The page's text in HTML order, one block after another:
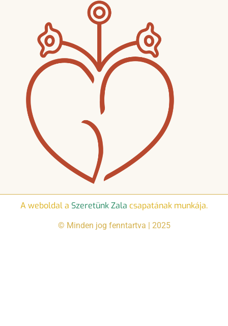
A weboldal a Szeretünk Zala csapatának munkája.
© Minden jog fenntartva | 2025